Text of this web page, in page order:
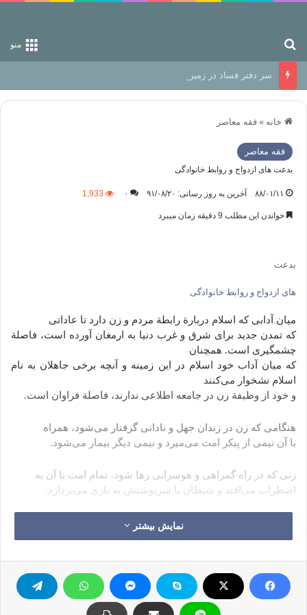
منو
سر دفتر فساد در زمین‌، دوری وکناره‌گیری از راه خداست‌!
خانه » فقه معاصر
فقه معاصر
بدعت های ازدواج و روابط خانوادگی
۸۸/۰۱/۱۱ آخرین به روز رسانی: ۹۱/۰۸/۲۰ ۰ 1,933
خواندن این مطلب 9 دقیقه زمان میبرد
بدعت
های ازدواج و روابط خانوادگی
میان آدابی که اسلام دربارة رابطة مردم و زن دارد تا عاداتی
که تمدن جدید برای شرق و غرب دنیا به ارمغان آورده است، فاصلة
چشمگیری است. همچنان
که میان آداب خود اسلام در این زمینه و آنچه برخی جاهلان به نام
اسلام نشخوار می‌کنند
و خود از وظیفة زن در جامعه اطلاعی ندارند، فاصلة فراوان است.
هنگامی که زن در زندان جهل و نادانی گرفتار می‌شود، همراه
با آن نیمی از پیکر امت می‌میرد و نیمی دیگر بیمار می‌شود.
زنی که در راه گمراهی و هوسرانی رها شود، تمام امت با آن به
اضطراب می‌افتد و شیطان با سرنوشتش به بازی می‌پردازد.
امت اسلامی امروزه به دو بخش تقسیم می‌شود:
حیران‌کننده و ظالمانه،
چنان که در مصر… می‌بینیم. و نمی‌دانیم که چه وقت از چنگ این
نمایش بیشتر